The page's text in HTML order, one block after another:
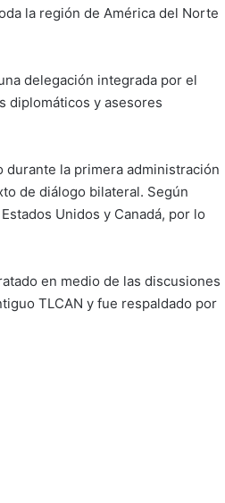
la región de América del Norte
delegación integrada por el
diplomáticos y asesores
durante la primera administración
de diálogo bilateral. Según
Unidos y Canadá, por lo
en medio de las discusiones
TLCAN y fue respaldado por